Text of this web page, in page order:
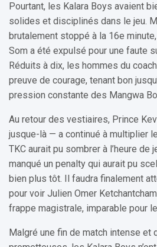
Pourtant, les Kalara Boys avaient
solides et disciplinés dans le jeu.
brutalement stoppé à la 16e
Som a été expulsé pour une faute
Réduits à dix, les hommes du
preuve de courage, tenant bon
pression constante des Mangwa
Au retour des vestiaires, Prince
jusque-là — a continué à multiplier
TKC aurait pu sombrer à l’heure de
manqué un penalty qui aurait pu
bien plus tôt. Il faudra finalement
pour voir Julien Omer
frappe magistrale, imparable pour
Malgré une fin de match intense et